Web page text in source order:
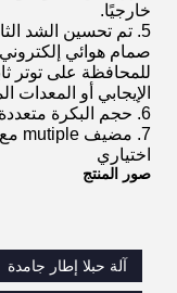
خارجيًا.
5. تم تحسين الشد
صمام هوائي
للمحافظة على توتر
الإيجابي أو المعدات
6. حجم البكرة متعددة
7.
اختياري
صور المنتج
آلة حبلا إطار جامدة